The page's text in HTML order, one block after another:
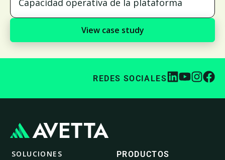
Capacidad operativa de la plataforma
View case study
REDES SOCIALES
SOLUCIONES
PRODUCTOS